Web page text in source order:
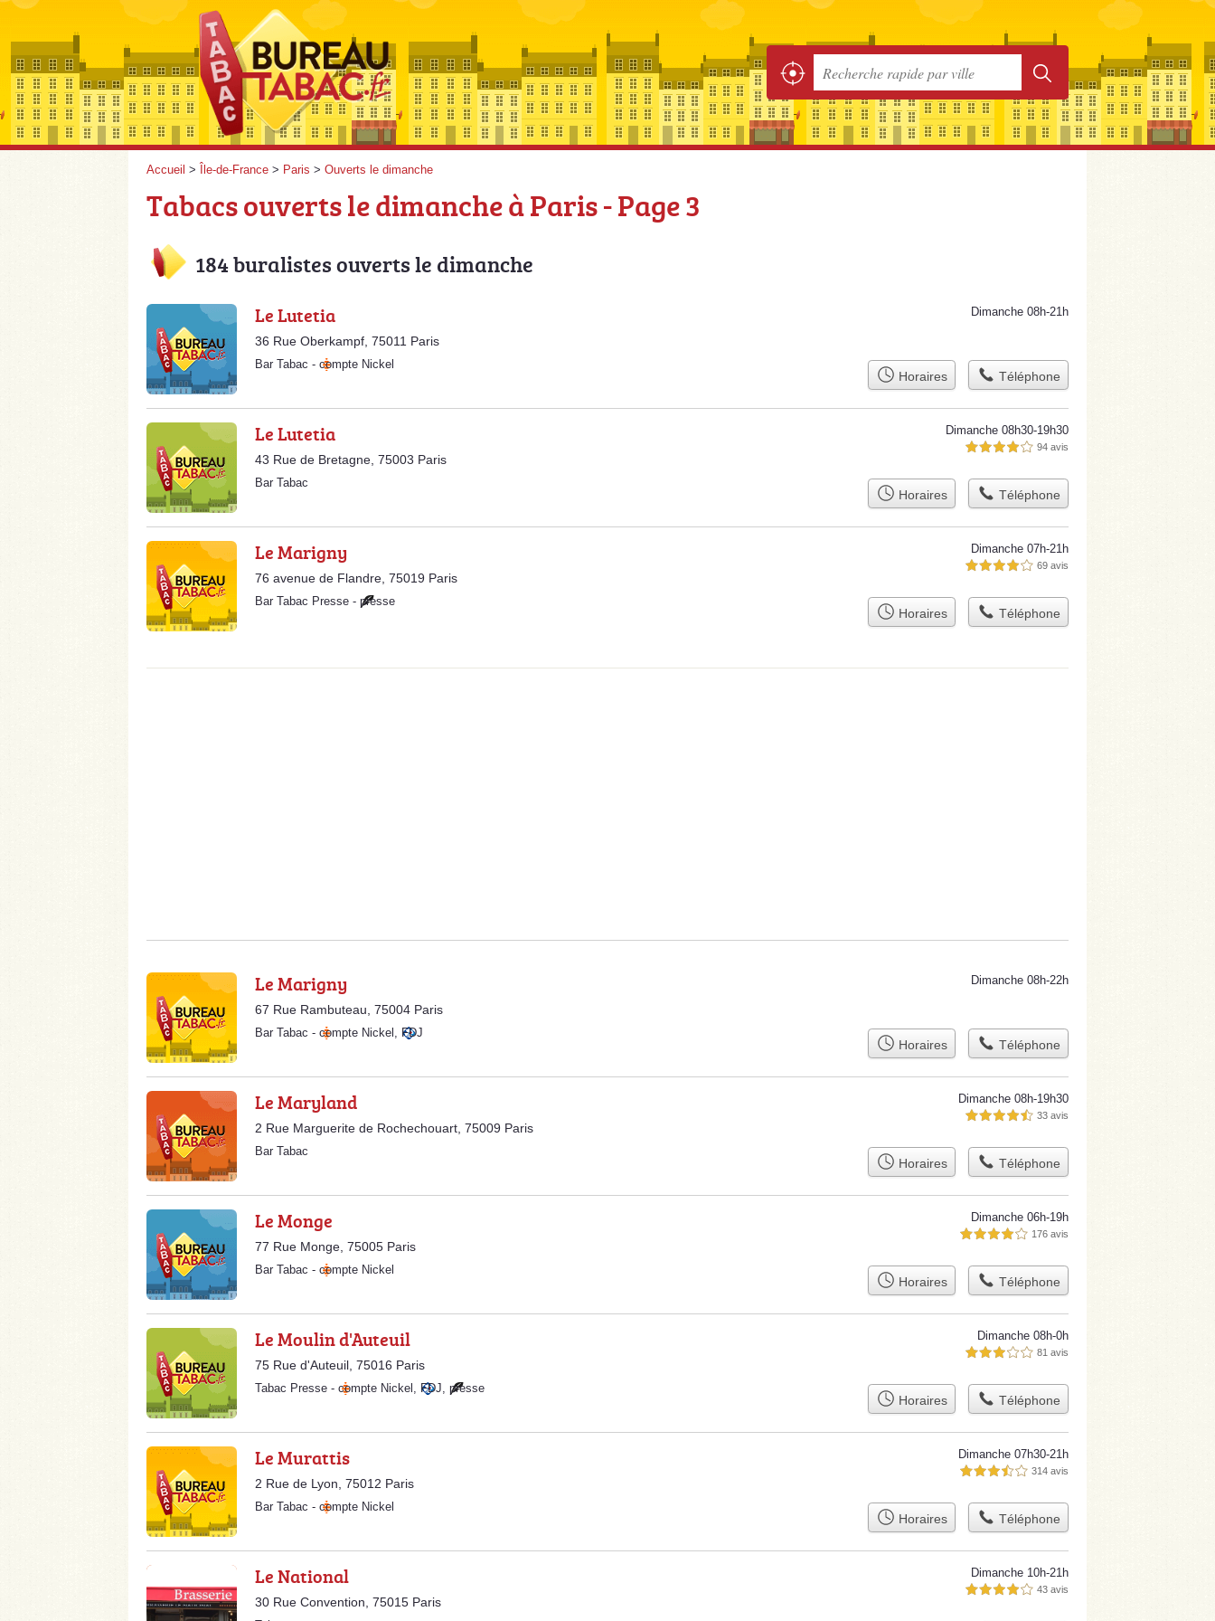
Accueil > Île-de-France > Paris > Ouverts le dimanche
Tabacs ouverts le dimanche à Paris - Page 3
184 buralistes ouverts le dimanche
Le Lutetia
36 Rue Oberkampf, 75011 Paris
Dimanche 08h-21h
Bar Tabac - compte Nickel
Horaires Téléphone
Le Lutetia
43 Rue de Bretagne, 75003 Paris
Dimanche 08h30-19h30
4,0 étoiles sur 5 94 avis
Bar Tabac
Horaires Téléphone
Le Marigny
76 avenue de Flandre, 75019 Paris
Dimanche 07h-21h
4,0 étoiles sur 5 69 avis
Bar Tabac Presse - presse
Horaires Téléphone
Le Marigny
67 Rue Rambuteau, 75004 Paris
Dimanche 08h-22h
Bar Tabac - compte Nickel , FDJ
Horaires Téléphone
Le Maryland
2 Rue Marguerite de Rochechouart, 75009 Paris
Dimanche 08h-19h30
4,5 étoiles sur 5 33 avis
Bar Tabac
Horaires Téléphone
Le Monge
77 Rue Monge, 75005 Paris
Dimanche 06h-19h
4,0 étoiles sur 5 176 avis
Bar Tabac - compte Nickel
Horaires Téléphone
Le Moulin d'Auteuil
75 Rue d'Auteuil, 75016 Paris
Dimanche 08h-0h
3,0 étoiles sur 5 81 avis
Tabac Presse - compte Nickel , FDJ, presse
Horaires Téléphone
Le Murattis
2 Rue de Lyon, 75012 Paris
Dimanche 07h30-21h
3,5 étoiles sur 5 314 avis
Bar Tabac - compte Nickel
Horaires Téléphone
Le National
30 Rue Convention, 75015 Paris
Dimanche 10h-21h
4,0 étoiles sur 5 43 avis